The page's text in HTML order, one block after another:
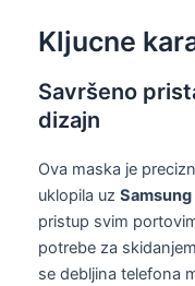
Kljucne
Savršeno
dizajn
Ova maska je
uklopila uz Samsung
pristup svim
potrebe za
se debljina telefona